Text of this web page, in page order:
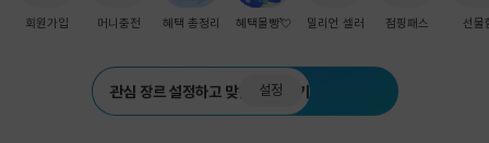
회원가입 머니충전 혜택 총정리 혜택몰빵💘 밀리언 셀러 점핑패스 선물
관심 장르 설정하고 맞춤 추천 받기
설정